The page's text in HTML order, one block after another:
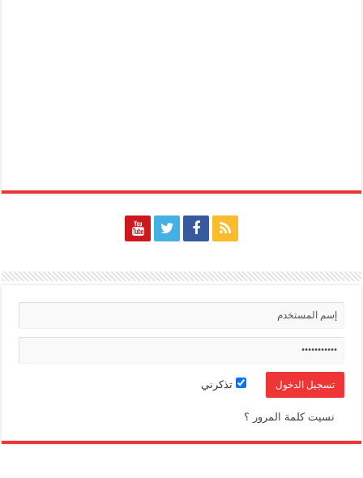
تذكرني
نسيت كلمة المرور ؟